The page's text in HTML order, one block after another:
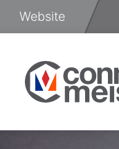
Skip
Website